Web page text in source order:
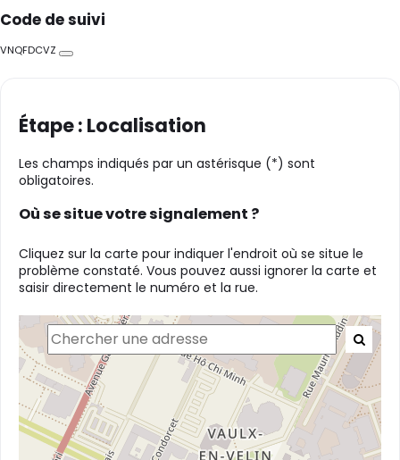
Code de suivi
VNQFDCVZ
Copier
Étape : Localisation
Les champs indiqués par un astérisque (*) sont
obligatoires.
Où se situe votre signalement ?
Cliquez sur la carte pour indiquer l'endroit où se situe le
problème constaté. Vous pouvez aussi ignorer la carte et
saisir directement le numéro et la rue.
